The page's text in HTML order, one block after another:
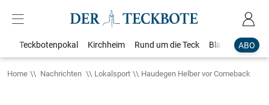
ABO
Teckbotenpokal Kirchheim Rund um die Teck Blaulicht
Home Nachrichten Lokalsport Haudegen Helber vor Comeback